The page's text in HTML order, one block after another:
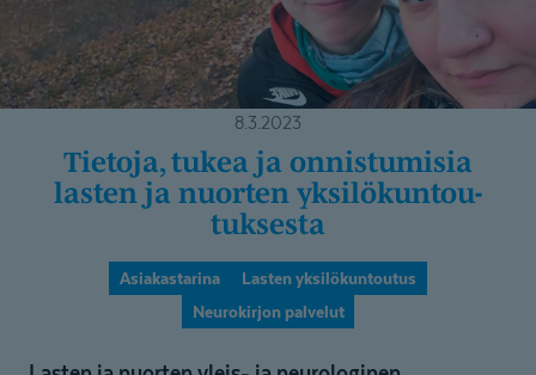
8.3.2023
Tietoja, tukea ja onnistumisia
lasten ja nuorten yksilökun­tou­
tuksesta
Asiakastarina
Lasten yksilökuntoutus
Neurokirjon palvelut